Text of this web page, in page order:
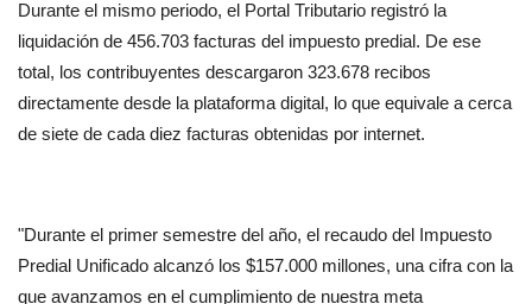
Durante el mismo periodo, el Portal Tributario registró la
liquidación de 456.703 facturas del impuesto predial. De ese
total, los contribuyentes descargaron 323.678 recibos
directamente desde la plataforma digital, lo que equivale a cerca
de siete de cada diez facturas obtenidas por internet.
"Durante el primer semestre del año, el recaudo del Impuesto
Predial Unificado alcanzó los $157.000 millones, una cifra con la
que avanzamos en el cumplimiento de nuestra meta